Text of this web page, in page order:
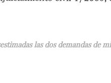
las dos demandas de